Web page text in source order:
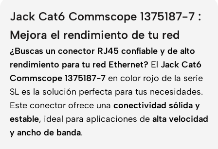
Jack Cat6 Commscope 1375187-7 :
Mejora el rendimiento de tu red
¿Buscas un conector RJ45 confiable y de alto
rendimiento para tu red Ethernet? El Jack Cat6
Commscope 1375187-7 en color rojo de la serie
SL es la solución perfecta para tus necesidades.
Este conector ofrece una conectividad sólida y
estable, ideal para aplicaciones de alta velocidad
y ancho de banda.